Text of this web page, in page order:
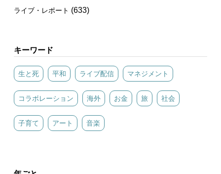
ライブ・レポート (633)
キーワード
生と死 平和 ライブ配信 マネジメント
コラボレーション 海外 お金 旅 社会
子育て アート 音楽